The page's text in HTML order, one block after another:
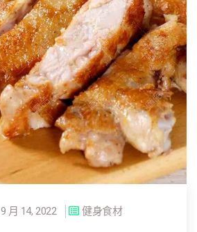
9 月 14, 2022 健身食材